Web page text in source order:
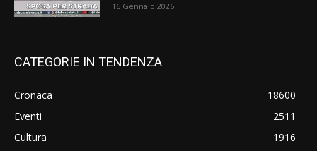
16 Gennaio 2026
CATEGORIE IN TENDENZA
Cronaca
18600
Eventi
2511
Cultura
1916